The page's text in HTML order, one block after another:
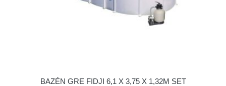
BAZÉN GRE FIDJI 6,1 X 3,75 X 1,32M SET